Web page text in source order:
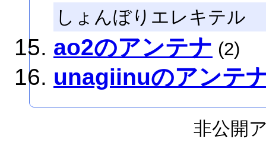
しょんぼりエレキテル
ao2のアンテナ (2)
unagiinuのアンテ
非公開